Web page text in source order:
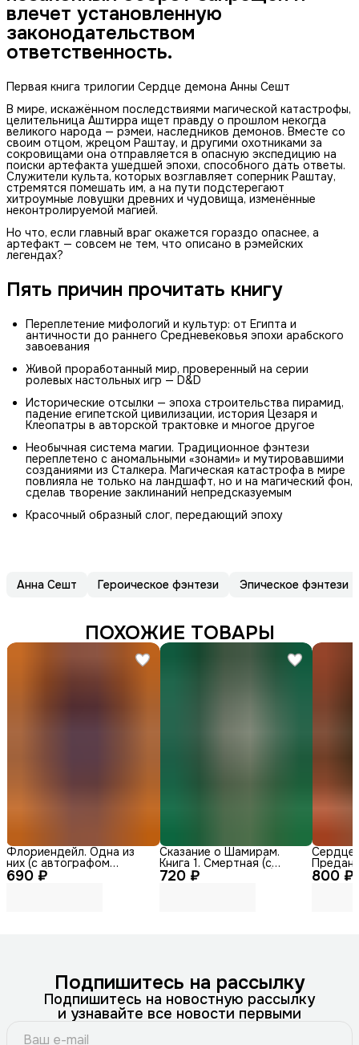
влечет установленную
законодательством
ответственность.
Первая книга трилогии Сердце демона Анны Сешт
В мире, искажённом последствиями магической катастрофы,
целительница Аштирра ищет правду о прошлом некогда
великого народа — рэмеи, наследников демонов. Вместе со
своим отцом, жрецом Раштау, и другими охотниками за
сокровищами она отправляется в опасную экспедицию на
поиски артефакта ушедшей эпохи, способного дать ответы.
Служители культа, которых возглавляет соперник Раштау,
стремятся помешать им, а на пути подстерегают
хитроумные ловушки древних и чудовища, изменённые
неконтролируемой магией.
Но что, если главный враг окажется гораздо опаснее, а
артефакт — совсем не тем, что описано в рэмейских
легендах?
Пять причин прочитать книгу
Переплетение мифологий и культур: от Египта и
античности до раннего Средневековья эпохи арабского
завоевания
Живой проработанный мир, проверенный на серии
ролевых настольных игр — D&D
Исторические отсылки — эпоха строительства пирамид,
падение египетской цивилизации, история Цезаря и
Клеопатры в авторской трактовке и многое другое
Необычная система магии. Традиционное фэнтези
переплетено с аномальными «зонами» и мутировавшими
созданиями из Сталкера. Магическая катастрофа в мире
повлияла не только на ландшафт, но и на магический фон,
сделав творение заклинаний непредсказуемым
Красочный образный слог, передающий эпоху
Анна Сешт Героическое фэнтези Эпическое фэнтези
ПОХОЖИЕ ТОВАРЫ
690 ₽
Флориендейл. Одна из
них (с автографом
автора) 720 ₽
Сказание о Шамирам.
Книга 1. Смертная (с
автографом автора) 800 ₽
Сердце
Подпишитесь на рассылку
Подпишитесь на новостную рассылку
и узнавайте все новости первыми